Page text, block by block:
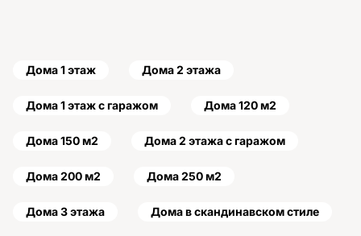
Дома 1 этаж Дома 2 этажа
Дома 1 этаж с гаражом Дома 120 м2
Дома 150 м2 Дома 2 этажа с гаражом
Дома 200 м2 Дома 250 м2
Дома 3 этажа Дома в скандинавском стиле